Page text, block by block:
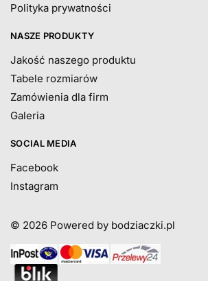
Polityka prywatności
NASZE PRODUKTY
Jakość naszego produktu
Tabele rozmiarów
Zamówienia dla firm
Galeria
SOCIAL MEDIA
Facebook
Instagram
© 2026 Powered by bodziaczki.pl